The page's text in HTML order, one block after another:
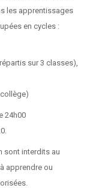
les apprentissages
en cycles :
sur 3 classes),
collège)
24h00
sont interdits au
apprendre ou